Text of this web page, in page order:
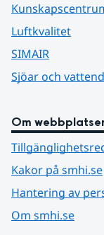
Luftkvalitet
SIMAIR
Sjöar och
Om
Kakor på smhi.se
Hantering av
Om smhi.se